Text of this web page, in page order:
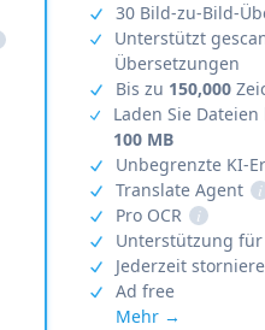
30 Bild-zu-Bild-
Unterstützt
Übersetzungen
Bis zu 150,000
Laden Sie
100 MB
Unbegrenzte KI-
Translate Agent
i
Pro OCR
i
Unterstützung
Jederzeit
Ad free
Mehr →